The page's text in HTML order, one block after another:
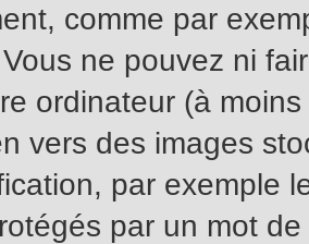
comme par
ne pouvez ni
ordinateur (à
vers des images
par exemple
par un mot